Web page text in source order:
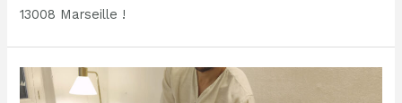
13008 Marseille !